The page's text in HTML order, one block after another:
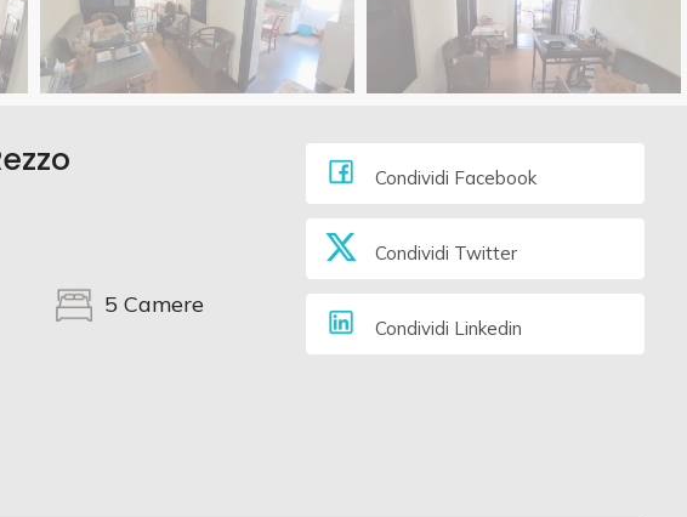
5 Camere
Condividi Facebook
Condividi Twitter
Condividi Linkedin